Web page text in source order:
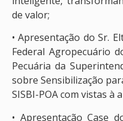
de valor;
• Apresentação do Sr.
Federal Agropecuário
Pecuária da
sobre Sensibilização
SISBI-POA com vistas à
• Apresentação Case